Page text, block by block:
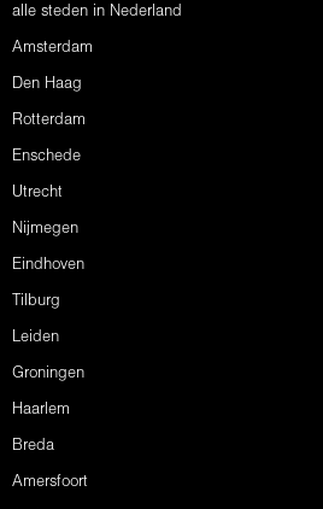
alle steden in Nederland
Amsterdam
Den Haag
Rotterdam
Enschede
Utrecht
Nijmegen
Eindhoven
Tilburg
Leiden
Groningen
Haarlem
Breda
Amersfoort